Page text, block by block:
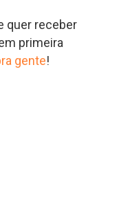
quer receber
primeira
gente!